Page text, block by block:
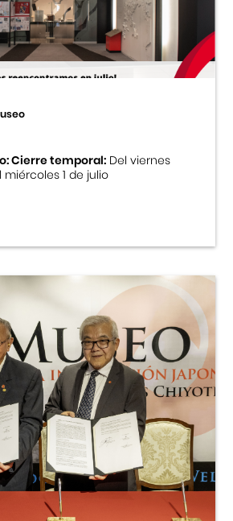
Peruano Japonés
Japonesa
Japonés
Cierre temporal:Del viernes
miércoles 1 de julio